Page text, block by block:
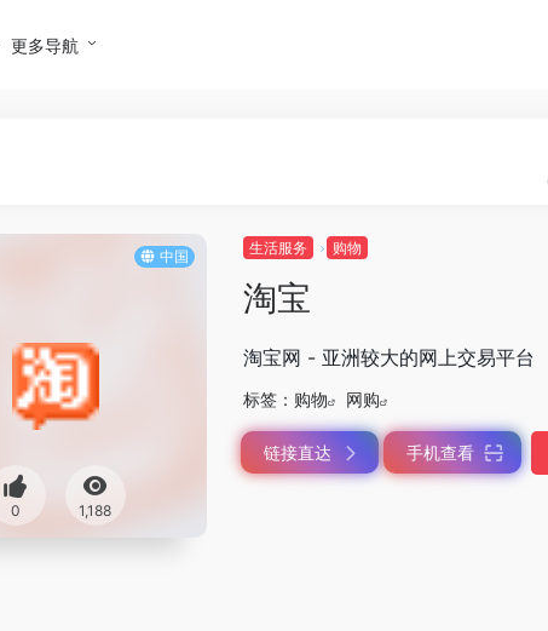
更多导航
中国
0 1,188
生活服务 购物
淘宝
淘宝网 - 亚洲较大的网上交易平台
标签： 购物 网购
链接直达 手机查看